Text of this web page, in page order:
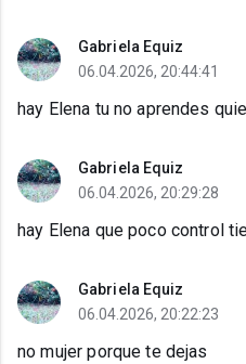
Gabriela Equiz
06.04.2026, 20:44:41
hay Elena tu no aprendes
Gabriela Equiz
06.04.2026, 20:29:28
hay Elena que poco control
Gabriela Equiz
06.04.2026, 20:22:23
no mujer porque te dejas